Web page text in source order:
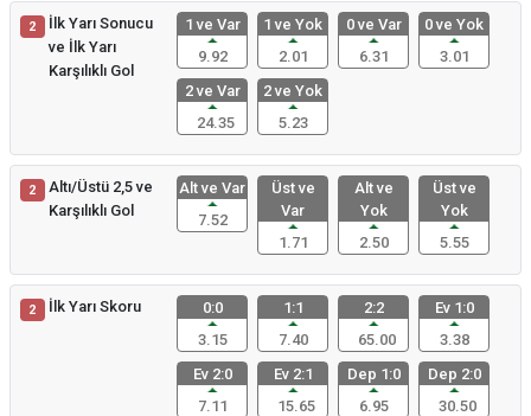
2
İlk Yarı Sonucu
ve İlk Yarı
Karşılıklı Gol
1 ve Var
9.92
1 ve Yok
2.01
0 ve Var
6.31
0 ve Yok
3.01
2 ve Var
24.35
2 ve Yok
5.23
2
Altı/Üstü 2,5 ve
Karşılıklı Gol
Alt ve Var
7.52
Üst ve
Var
1.71
Alt ve
Yok
2.50
Üst ve
Yok
5.55
2 İlk Yarı Skoru
0:0
3.15
1:1
7.40
2:2
65.00
Ev 1:0
3.38
Ev 2:0
7.11
Ev 2:1
15.65
Dep 1:0
6.95
Dep 2:0
30.50